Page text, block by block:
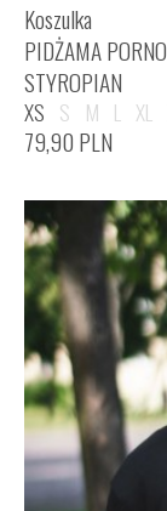
Koszulka
PIDŻAMA PORNO
STYROPIAN
XS S M L XL
79,90 PLN